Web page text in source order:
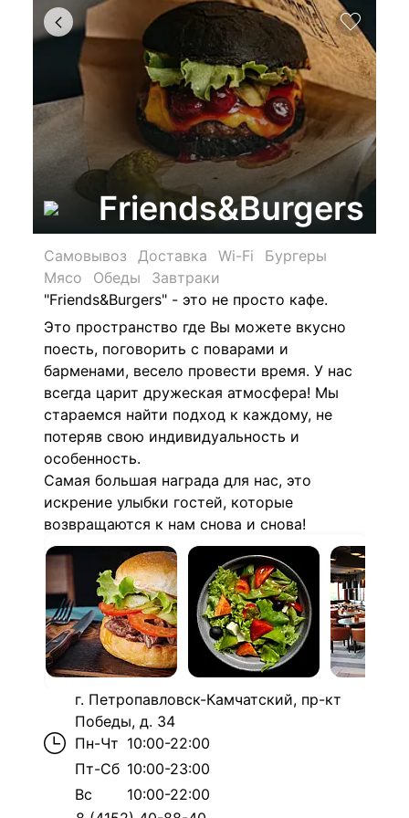
Friends&Burgers
Самовывоз Доставка Wi-Fi
Бургеры
Мясо
Обеды
Завтраки
"Friends&Burgers" - это не просто кафе.
Это пространство где Вы можете вкусно
поесть, поговорить с поварами и
барменами, весело провести время. У нас
всегда царит дружеская атмосфера! Мы
стараемся найти подход к каждому, не
потеряв свою индивидуальность и
особенность.
Самая большая награда для нас, это
искрение улыбки гостей, которые
возвращаются к нам снова и снова!
г. Петропавловск-Камчатский, пр-кт
Победы, д. 34
Пн-Чт 10:00-22:00
Пт-Сб 10:00-23:00
Вс
10:00-22:00